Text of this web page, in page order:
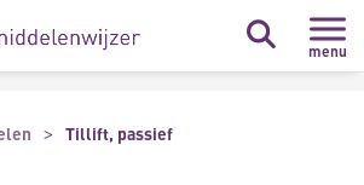
menu
Tillift, passief